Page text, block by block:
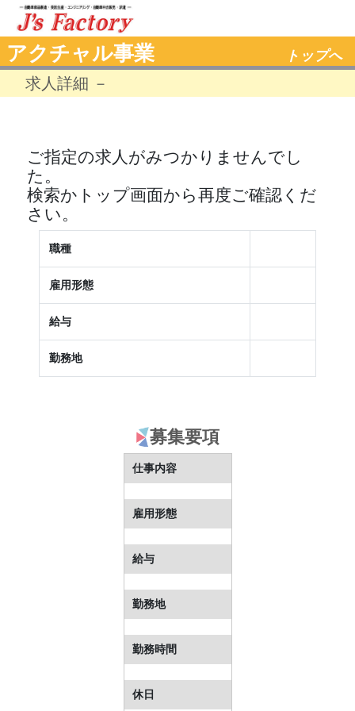
アクチャル事業 トップへ
求人詳細 －
ご指定の求人がみつかりませんでし
た。
検索かトップ画面から再度ご確認くだ
さい。
職種
雇用形態
給与
勤務地
募集要項
仕事内容
雇用形態
給与
勤務地
勤務時間
休日